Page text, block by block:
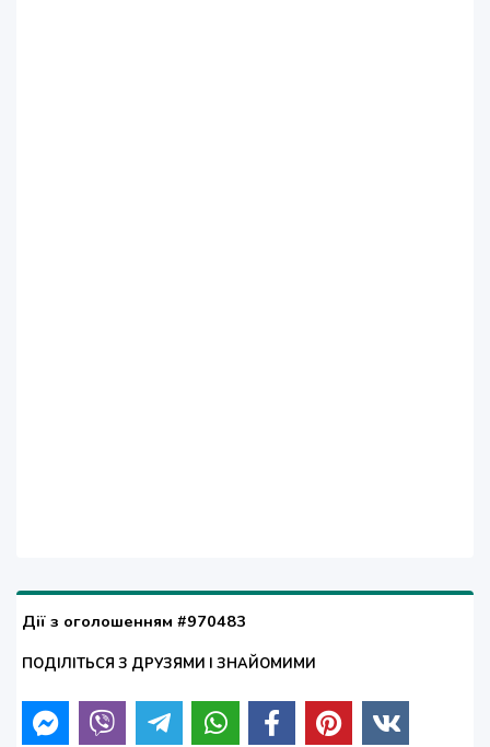
Дії з оголошенням #970483
ПОДІЛІТЬСЯ З ДРУЗЯМИ І ЗНАЙОМИМИ